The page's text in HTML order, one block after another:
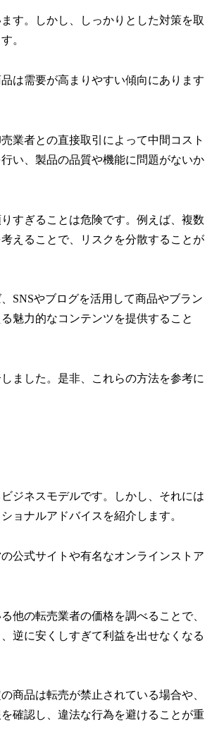
す。しかし、しっかりとした対策を取
。
は需要が高まりやすい傾向にあります
業者との直接取引によって中間コスト
い、製品の品質や機能に問題がないか
すぎることは危険です。例えば、複数
えることで、リスクを分散することが
SNSやブログを活用して商品やブラン
魅力的なコンテンツを提供すること
ました。是非、これらの方法を参考に
ジネスモデルです。しかし、それには
ョナルアドバイスを紹介します。
公式サイトや有名なオンラインストア
他の転売業者の価格を調べることで、
逆に安くしすぎて利益を出せなくなる
商品は転売が禁止されている場合や、
確認し、違法な行為を避けることが重